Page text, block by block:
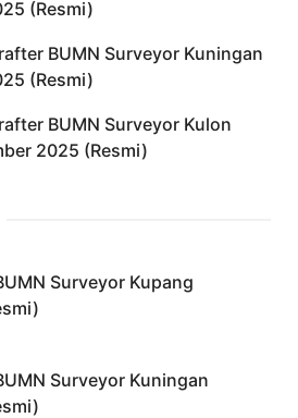
(Resmi)
BUMN Surveyor Kuningan
(Resmi)
BUMN Surveyor Kulon
2025 (Resmi)
Surveyor Kupang
Surveyor Kuningan